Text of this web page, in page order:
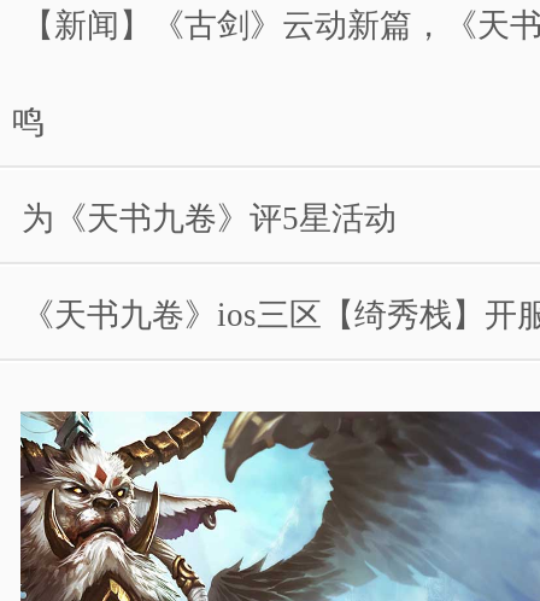
【新闻】《古剑》云动新篇，《天
鸣
为《天书九卷》评5星活动
《天书九卷》ios三区【绮秀栈】开